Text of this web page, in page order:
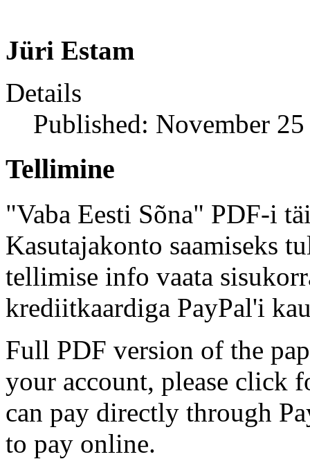
Jüri Estam
Details
Published: November
Tellimine
"Vaba Eesti Sõna" PDF-i
Kasutajakonto saamiseks
tellimise info vaata
krediitkaardiga PayPal'i
Full PDF version of the
your account, please click
can pay directly through
to pay online.